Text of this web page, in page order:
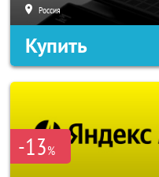
Россия
Купить
-13%